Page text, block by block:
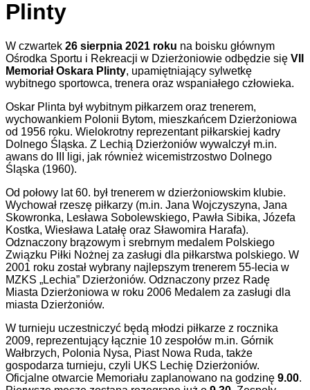
Plinty
W czwartek 26 sierpnia 2021 roku na boisku głównym
Ośrodka Sportu i Rekreacji w Dzierżoniowie odbędzie się VII
Memoriał Oskara Plinty, upamiętniający sylwetkę
wybitnego sportowca, trenera oraz wspaniałego człowieka.
Oskar Plinta był wybitnym piłkarzem oraz trenerem,
wychowankiem Polonii Bytom, mieszkańcem Dzierżoniowa
od 1956 roku. Wielokrotny reprezentant piłkarskiej kadry
Dolnego Śląska. Z Lechią Dzierżoniów wywalczył m.in.
awans do III ligi, jak również wicemistrzostwo Dolnego
Śląska (1960).
Od połowy lat 60. był trenerem w dzierżoniowskim klubie.
Wychował rzeszę piłkarzy (m.in. Jana Wojczyszyna, Jana
Skowronka, Lesława Sobolewskiego, Pawła Sibika, Józefa
Kostka, Wiesława Latałę oraz Sławomira Harafa).
Odznaczony brązowym i srebrnym medalem Polskiego
Związku Piłki Nożnej za zasługi dla piłkarstwa polskiego. W
2001 roku został wybrany najlepszym trenerem 55-lecia w
MZKS „Lechia” Dzierżoniów. Odznaczony przez Radę
Miasta Dzierżoniowa w roku 2006 Medalem za zasługi dla
miasta Dzierżoniów.
W turnieju uczestniczyć będą młodzi piłkarze z rocznika
2009, reprezentujący łącznie 10 zespołów m.in. Górnik
Wałbrzych, Polonia Nysa, Piast Nowa Ruda, także
gospodarza turnieju, czyli UKS Lechię Dzierżoniów.
Oficjalne otwarcie Memoriału zaplanowano na godzinę 9.00.